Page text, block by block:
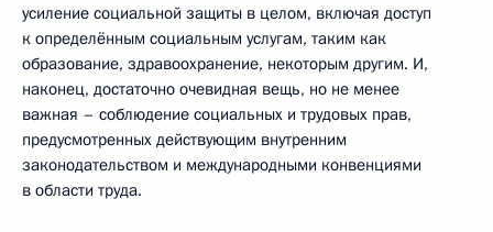
усиление социальной защиты в целом, включая доступ
к определённым социальным услугам, таким как
образование, здравоохранение, некоторым другим. И,
наконец, достаточно очевидная вещь, но не менее
важная – соблюдение социальных и трудовых прав,
предусмотренных действующим внутренним
законодательством и международными конвенциями
в области труда.